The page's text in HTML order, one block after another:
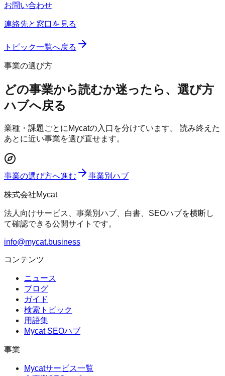
お問い合わせ
連絡先と窓口を見る
トピック一覧へ戻る
事業の選び方
どの事業から読むか迷ったら、選び方
ハブへ戻る
業種・課題ごとにMycatの入口を分けています。 読み終えた
あとに近い事業を選び直せます。
事業の選び方へ進む 事業別ハブ
株式会社Mycat
法人向けサービス、事業別ハブ、白書、SEOハブを横断し
て確認できる公開サイトです。
info@mycat.business
コンテンツ
ニュース
ブログ
ガイド
検索トピック
用語集
Mycat SEOハブ
事業
Mycatサービス一覧